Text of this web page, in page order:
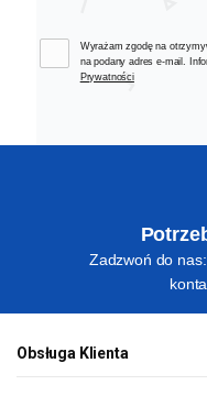
Wyrażam zgodę na
na podany adres e-mail.
Prywatności
Zadzwoń do
Obsługa Klienta